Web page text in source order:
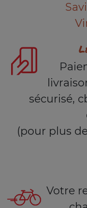
sécurisé,
(pour plus
Votre